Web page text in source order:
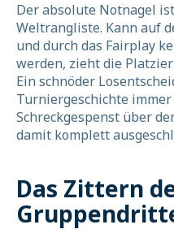
Der absolute Notnagel
Weltrangliste. Kann auf
und durch das Fairplay
werden, zieht die
Ein schnöder
Turniergeschichte
Schreckgespenst über
damit komplett
Das Zittern